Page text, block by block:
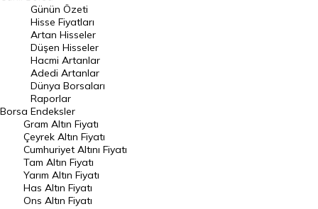
En Çok Artan Hisseler
En Çok Düşen Hisseler
Hacmi Artanlar
Geçmiş Kapanışlar
Dünya Borsaları
Raporlar
Endeksler
DÖVİZ
Döviz Kuru
Borsa
Günün Özeti
Hisse Fiyatları
Artan Hisseler
Düşen Hisseler
Hacmi Artanlar
Adedi Artanlar
Dünya Borsaları
Raporlar
Endeksler
Gram Altın Fiyatı
Çeyrek Altın Fiyatı
Cumhuriyet Altını Fiyatı
Tam Altın Fiyatı
Yarım Altın Fiyatı
Has Altın Fiyatı
Ons Altın Fiyatı